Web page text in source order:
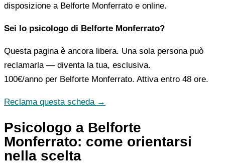
disposizione a Belforte Monferrato e online.
Sei lo psicologo di Belforte Monferrato?
Questa pagina è ancora libera. Una sola persona può
reclamarla — diventa la tua, esclusiva.
100€/anno per Belforte Monferrato. Attiva entro 48 ore.
Reclama questa scheda →
Psicologo a Belforte
Monferrato: come orientarsi
nella scelta